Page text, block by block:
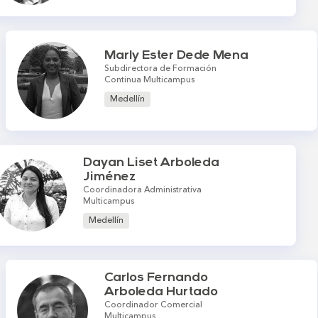
Marly Ester Dede Mena
Subdirectora de Formación
Continua Multicampus
Medellín
Dayan Liset Arboleda
Jiménez
Coordinadora Administrativa
Multicampus
Medellín
Carlos Fernando
Arboleda Hurtado
Coordinador Comercial